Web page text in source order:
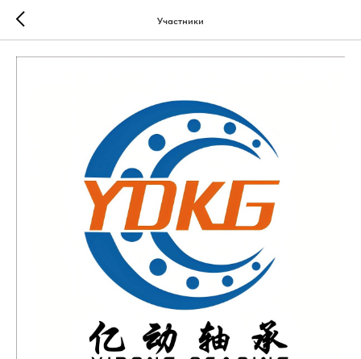
Участники